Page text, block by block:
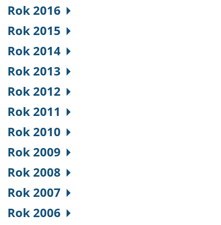
Rok 2016
Rok 2015
Rok 2014
Rok 2013
Rok 2012
Rok 2011
Rok 2010
Rok 2009
Rok 2008
Rok 2007
Rok 2006